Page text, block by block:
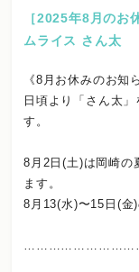
［2025年8月のお
ムライス さん太
《8月お休みのお知
日頃より「さん太
す。
8月2日(土)は岡崎の
ます。
8月13(水)〜15日(金